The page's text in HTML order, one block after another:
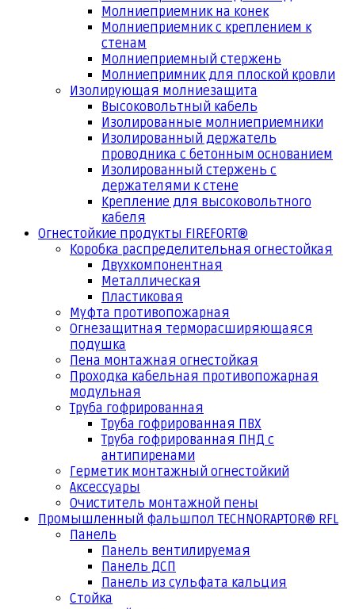
Молниеприемник на конек
Молниеприемник с креплением к
стенам
Молниеприемный стержень
Молниепримник для плоской кровли
Изолирующая молниезащита
Высоковольтный кабель
Изолированные молниеприемники
Изолированный держатель
проводника с бетонным основанием
Изолированный стержень с
держателями к стене
Крепление для высоковольтного
кабеля
Огнестойкие продукты FIREFORT®
Коробка распределительная огнестойкая
Двухкомпонентная
Металлическая
Пластиковая
Муфта противопожарная
Огнезащитная терморасширяющаяся
подушка
Пена монтажная огнестойкая
Проходка кабельная противопожарная
модульная
Труба гофрированная
Труба гофрированная ПВХ
Труба гофрированная ПНД с
антипиренами
Герметик монтажный огнестойкий
Аксессуары
Очиститель монтажной пены
Промышленный фальшпол TECHNORAPTOR® RFL
Панель
Панель вентилируемая
Панель ДСП
Панель из сульфата кальция
Стойка